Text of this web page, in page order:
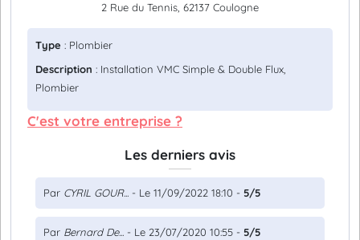
2 Rue du Tennis, 62137 Coulogne
Type : Plombier
Description : Installation VMC Simple & Double Flux,
Plombier
C'est votre entreprise ?
Les derniers avis
Par CYRIL GOUR... - Le 11/09/2022 18:10 - 5/5
Par Bernard De... - Le 23/07/2020 10:55 - 5/5